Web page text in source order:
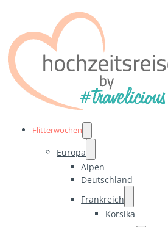
Flitterwochen
Europa
Alpen
Deutschland
Frankreich
Korsika